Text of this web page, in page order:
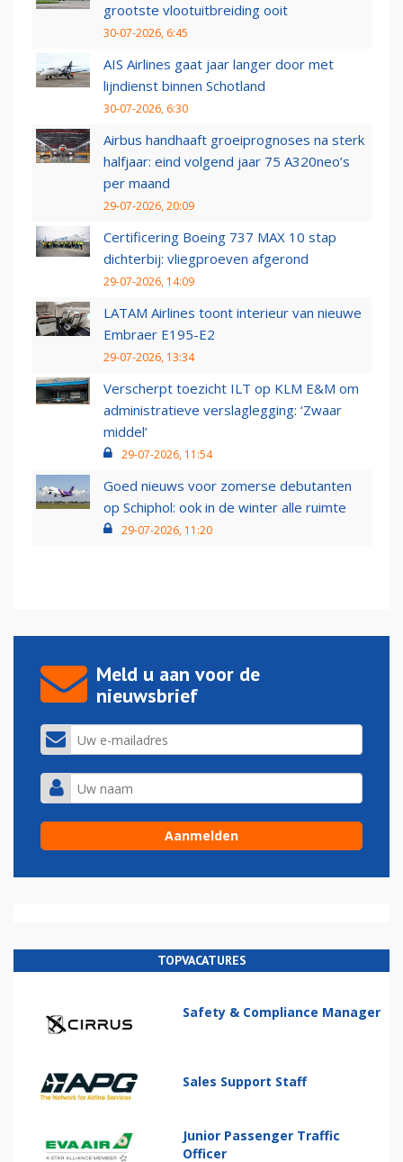
grootste vlootuitbreiding ooit
30-07-2026, 6:45
AIS Airlines gaat jaar langer door met
lijndienst binnen Schotland
30-07-2026, 6:30
Airbus handhaaft groeiprognoses na sterk
halfjaar: eind volgend jaar 75 A320neo’s
per maand
29-07-2026, 20:09
Certificering Boeing 737 MAX 10 stap
dichterbij: vliegproeven afgerond
29-07-2026, 14:09
LATAM Airlines toont interieur van nieuwe
Embraer E195-E2
29-07-2026, 13:34
Verscherpt toezicht ILT op KLM E&M om
administratieve verslaglegging: ‘Zwaar
middel’
29-07-2026, 11:54
Goed nieuws voor zomerse debutanten
op Schiphol: ook in de winter alle ruimte
29-07-2026, 11:20
Meld u aan voor de
nieuwsbrief
TOPVACATURES
Safety & Compliance Manager
Sales Support Staff
Junior Passenger Traffic
Officer